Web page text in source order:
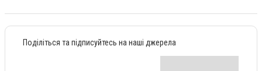
Поділіться та підписуйтесь на наші джерела